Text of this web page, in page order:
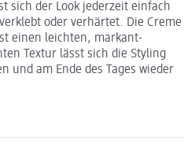
sich der Look jederzeit einfach
oder verhärtet. Die Creme
einen leichten, markant-
Textur lässt sich die Styling
und am Ende des Tages wieder